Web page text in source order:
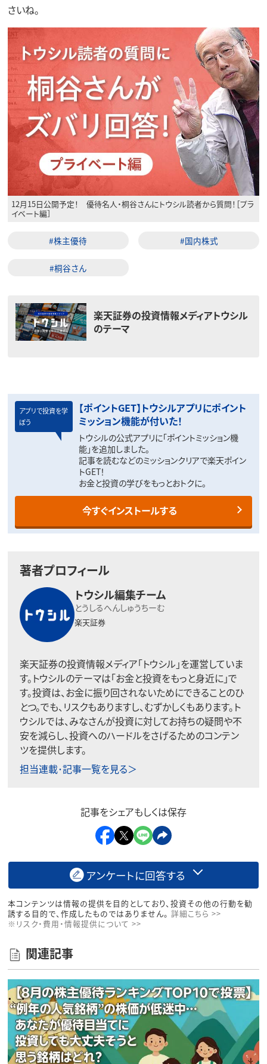
さいね。
12月15日公開予定！ 優待名人・桐谷さんにトウシル読者から質問！［プラ
イベート編］
#株主優待 #国内株式
#桐谷さん
楽天証券の投資情報メディアトウシル
のテーマ
アプリで投資を学
ぼう
【ポイントGET】トウシルアプリにポイント
ミッション機能が付いた！
トウシルの公式アプリに「ポイントミッション機
能」を追加しました。
記事を読むなどのミッションクリアで楽天ポイン
トGET！
お金と投資の学びをもっとおトクに。
今すぐインストールする
著者プロフィール
トウシル編集チーム
とうしるへんしゅうちーむ
楽天証券
楽天証券の投資情報メディア「トウシル」を運営していま
す。トウシルのテーマは「お金と投資をもっと身近に」で
す。投資は、お金に振り回されないためにできることのひ
とつ。でも、リスクもありますし、むずかしくもあります。ト
ウシルでは、みなさんが投資に対してお持ちの疑問や不
安を減らし、投資へのハードルをさげるためのコンテン
ツを提供します。
担当連載･記事一覧を見る＞
記事をシェアもしくは保存
アンケートに回答する
本コンテンツは情報の提供を目的としており、投資その他の行動を勧
誘する目的で、作成したものではありません。 詳細こちら >>
※リスク・費用・情報提供について >>
関連記事